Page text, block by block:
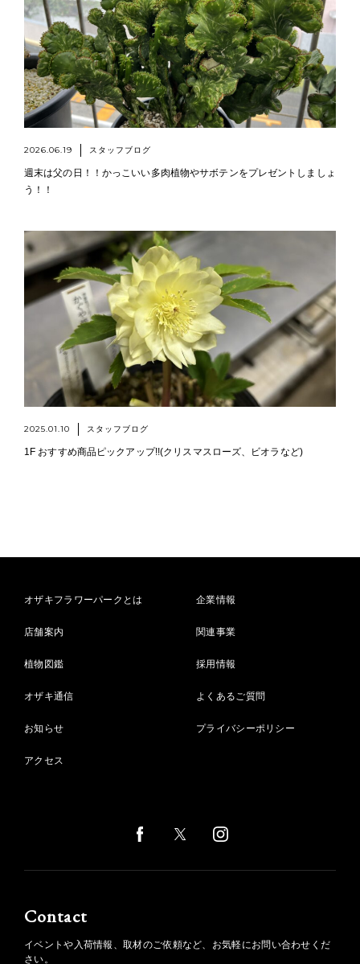
2026.06.19 スタッフブログ
週末は父の日！！かっこいい多肉植物やサボテンをプレゼントしましょ
う！！
2025.01.10 スタッフブログ
1F おすすめ商品ピックアップ!!(クリスマスローズ、ビオラなど)
オザキフラワーパークとは
店舗案内
植物図鑑
オザキ通信
お知らせ
アクセス
企業情報
関連事業
採用情報
よくあるご質問
プライバシーポリシー
Contact
イベントや入荷情報、取材のご依頼など、お気軽にお問い合わせくだ
さい。